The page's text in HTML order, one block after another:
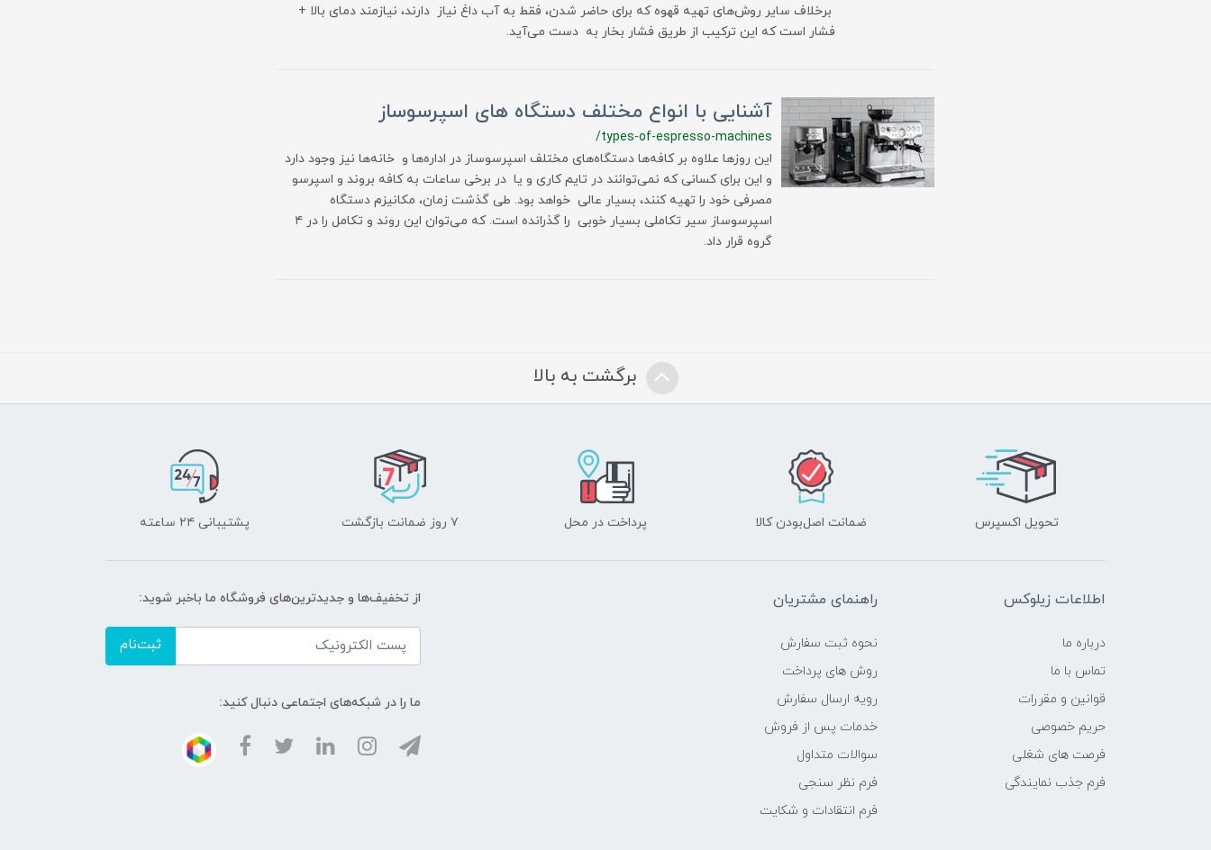
برخلاف سایر روش‌های تهیه قهوه که برای حاضر شدن، فقط به آب داغ نیاز دارند، نیازمند دمای بالا +
فشار است که این ترکیب از طریق فشار بخار به دست می‌آید.
آشنایی با انواع مختلف دستگاه های اسپرسوساز
/types-of-espresso-machines
این روزها علاوه بر کافه‌ها دستگاه‌های مختلف اسپرسوساز در اداره‌ها و خانه‌ها نیز وجود دارد
و این برای کسانی که نمی‌توانند در تایم کاری و یا در برخی ساعات به کافه بروند و اسپرسو
مصرفی خود را تهیه کنند، بسیار عالی خواهد بود. طی گذشت زمان، مکانیزم دستگاه
اسپرسوساز سیر تکاملی بسیار خوبی را گذرانده است. که می‌توان این روند و تکامل را در ۴
گروه قرار داد.
برگشت به بالا
تحویل اکسپرس ضمانت اصل‌بودن کالا پرداخت در محل ۷ روز ضمانت بازگشت پشتیبانی ۲۴ ساعته
اطلاعات زیلوکس
درباره ما
تماس با ما
قوانین و مقررات
حریم خصوصی
فرصت های شغلی
فرم جذب نمایندگی
راهنمای مشتریان
نحوه ثبت سفارش
روش های پرداخت
رویه ارسال سفارش
خدمات پس از فروش
سوالات متداول
فرم نظر سنجی
فرم انتقادات و شکایت
از تخفیف‌ها و جدیدترین‌های فروشگاه ما باخبر شوید:
ثبت‌نام
ما را در شبکه‌های اجتماعی دنبال کنید: